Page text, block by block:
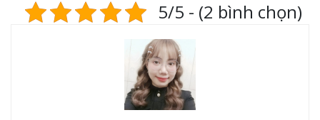
5/5 - (2 bình chọn)